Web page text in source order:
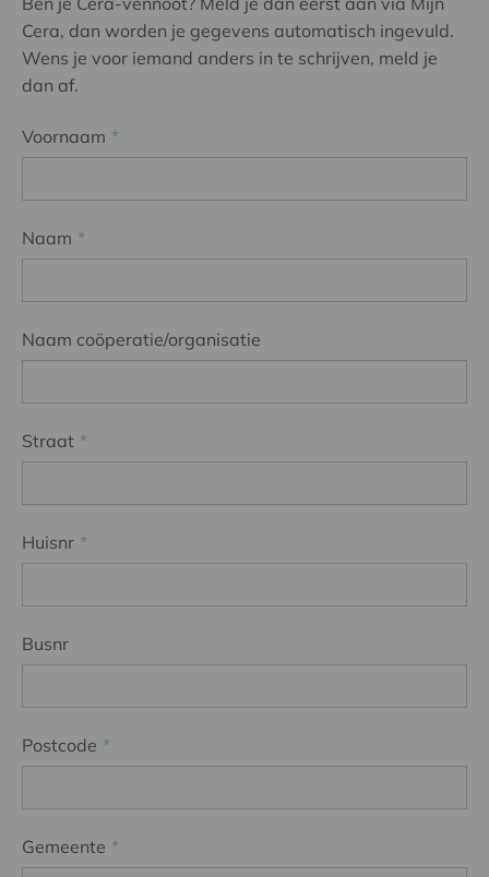
Cera, dan worden je gegevens automatisch ingevuld.
Wens je voor iemand anders in te schrijven, meld je
dan af.
Voornaam
Naam
Naam coöperatie/organisatie
Straat
Huisnr
Busnr
Postcode
Gemeente